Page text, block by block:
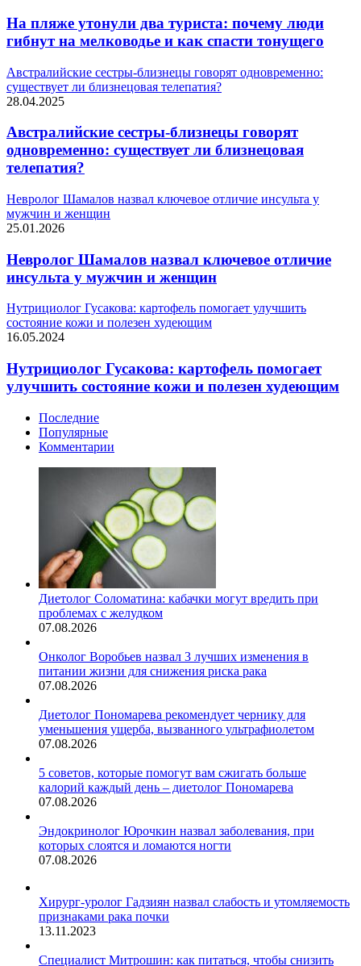
На пляже утонули два туриста: почему люди
гибнут на мелководье и как спасти тонущего
Австралийские сестры-близнецы говорят одновременно:
существует ли близнецовая телепатия?
28.04.2025
Австралийские сестры-близнецы говорят
одновременно: существует ли близнецовая
телепатия?
Невролог Шамалов назвал ключевое отличие инсульта у
мужчин и женщин
25.01.2026
Невролог Шамалов назвал ключевое отличие
инсульта у мужчин и женщин
Нутрициолог Гусакова: картофель помогает улучшить
состояние кожи и полезен худеющим
16.05.2024
Нутрициолог Гусакова: картофель помогает
улучшить состояние кожи и полезен худеющим
Последние
Популярные
Комментарии
Диетолог Соломатина: кабачки могут вредить при
проблемах с желудком
07.08.2026
Онколог Воробьев назвал 3 лучших изменения в
питании жизни для снижения риска рака
07.08.2026
Диетолог Пономарева рекомендует чернику для
уменьшения ущерба, вызванного ультрафиолетом
07.08.2026
5 советов, которые помогут вам сжигать больше
калорий каждый день – диетолог Пономарева
07.08.2026
Эндокринолог Юрочкин назвал заболевания, при
которых слоятся и ломаются ногти
07.08.2026
Хирург-уролог Гадзиян назвал слабость и утомляемость
признаками рака почки
13.11.2023
Специалист Митрошин: как питаться, чтобы снизить